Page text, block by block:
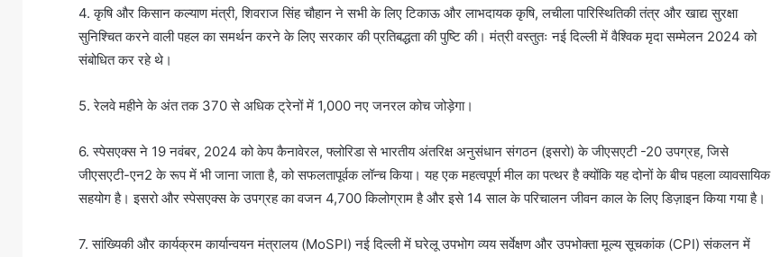
4. कृषि और किसान कल्याण मंत्री, शिवराज सिंह चौहान ने सभी के लिए टिकाऊ और लाभदायक कृषि, लचीला पारिस्थितिकी तंत्र और खाद्य सुरक्षा
सुनिश्चित करने वाली पहल का समर्थन करने के लिए सरकार की प्रतिबद्धता की पुष्टि की। मंत्री वस्तुतः नई दिल्ली में वैश्विक मृदा सम्मेलन 2024 को
संबोधित कर रहे थे।
5. रेलवे महीने के अंत तक 370 से अधिक ट्रेनों में 1,000 नए जनरल कोच जोड़ेगा।
6. स्पेसएक्स ने 19 नवंबर, 2024 को केप कैनावेरल, फ्लोरिडा से भारतीय अंतरिक्ष अनुसंधान संगठन (इसरो) के जीएसएटी -20 उपग्रह, जिसे
जीएसएटी-एन2 के रूप में भी जाना जाता है, को सफलतापूर्वक लॉन्च किया। यह एक महत्वपूर्ण मील का पत्थर है क्योंकि यह दोनों के बीच पहला व्यावसायिक
सहयोग है। इसरो और स्पेसएक्स के उपग्रह का वजन 4,700 किलोग्राम है और इसे 14 साल के परिचालन जीवन काल के लिए डिज़ाइन किया गया है।
7. सांख्यिकी और कार्यक्रम कार्यान्वयन मंत्रालय (MoSPI) नई दिल्ली में घरेलू उपभोग व्यय सर्वेक्षण और उपभोक्ता मूल्य सूचकांक (CPI) संकलन में